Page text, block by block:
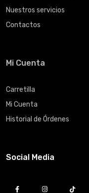
Nuestros servicios
Contactos
Mi Cuenta
Carretilla
Mi Cuenta
Historial de Órdenes
Social Media